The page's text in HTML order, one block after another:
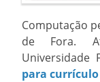
Computação
de Fora.
Universidade
para currículo